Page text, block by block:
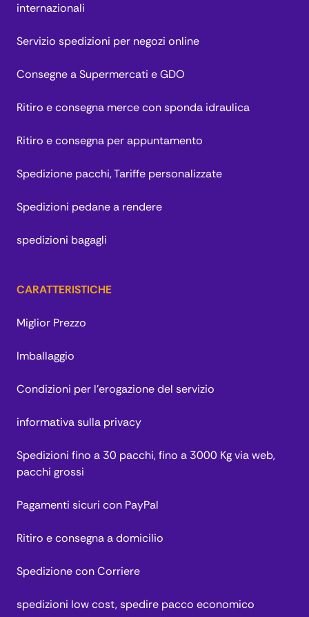
internazionali
Servizio spedizioni per negozi online
Consegne a Supermercati e GDO
Ritiro e consegna merce con sponda idraulica
Ritiro e consegna per appuntamento
Spedizione pacchi, Tariffe personalizzate
Spedizioni pedane a rendere
spedizioni bagagli
CARATTERISTICHE
Miglior Prezzo
Imballaggio
Condizioni per l’erogazione del servizio
informativa sulla privacy
Spedizioni fino a 30 pacchi, fino a 3000 Kg via web,
pacchi grossi
Pagamenti sicuri con PayPal
Ritiro e consegna a domicilio
Spedizione con Corriere
spedizioni low cost, spedire pacco economico